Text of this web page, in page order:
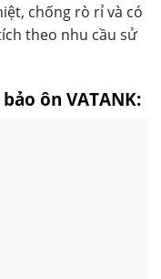
chống rò rỉ và có
theo nhu cầu sử
ôn VATANK: